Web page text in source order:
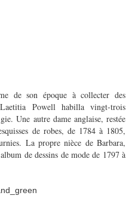
de son époque à collecter des
Powell habilla vingt-trois
Une autre dame anglaise, restée
de robes, de 1784 à 1805,
La propre nièce de Barbara,
de dessins de mode de 1797 à